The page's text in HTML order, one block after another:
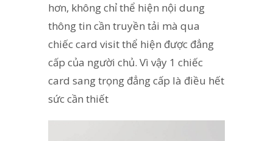
hơn, không chỉ thể hiện nội dung
thông tin cần truyền tải mà qua
chiếc card visit thể hiện được đẳng
cấp của người chủ. Vì vậy 1 chiếc
card sang trọng đẳng cấp là điều hết
sức cần thiết